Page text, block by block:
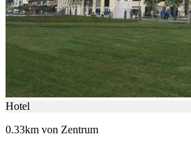
Hotel
0.33km von Zentrum